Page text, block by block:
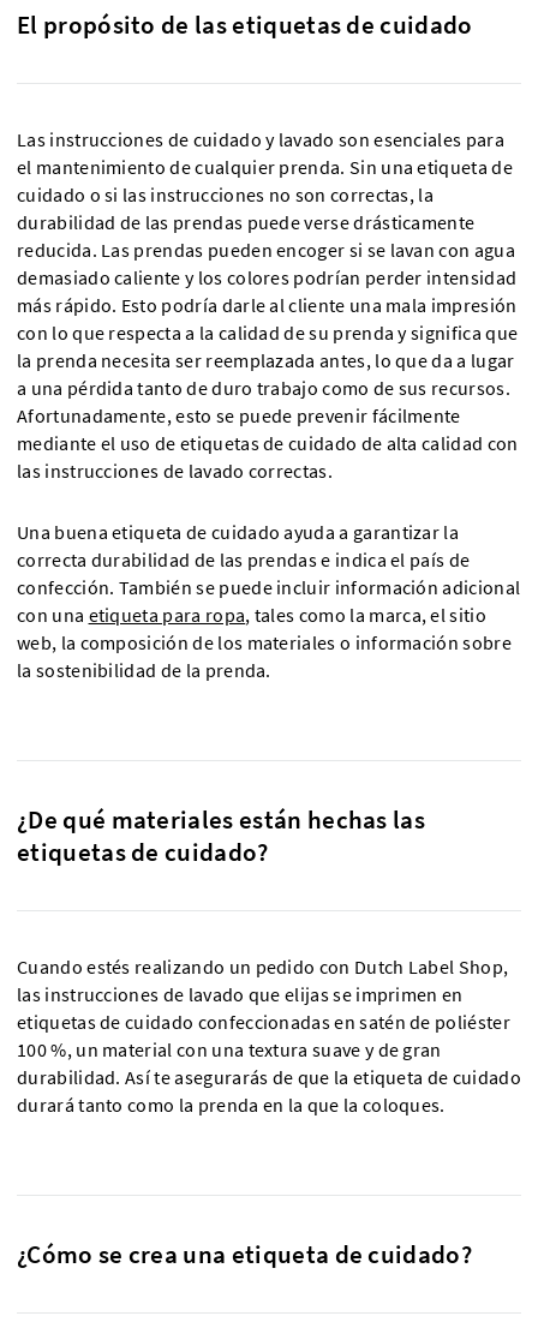
El propósito de las etiquetas de cuidado
Las instrucciones de cuidado y lavado son esenciales para
el mantenimiento de cualquier prenda. Sin una etiqueta de
cuidado o si las instrucciones no son correctas, la
durabilidad de las prendas puede verse drásticamente
reducida. Las prendas pueden encoger si se lavan con agua
demasiado caliente y los colores podrían perder intensidad
más rápido. Esto podría darle al cliente una mala impresión
con lo que respecta a la calidad de su prenda y significa que
la prenda necesita ser reemplazada antes, lo que da a lugar
a una pérdida tanto de duro trabajo como de sus recursos.
Afortunadamente, esto se puede prevenir fácilmente
mediante el uso de etiquetas de cuidado de alta calidad con
las instrucciones de lavado correctas.
Una buena etiqueta de cuidado ayuda a garantizar la
correcta durabilidad de las prendas e indica el país de
confección. También se puede incluir información adicional
con una etiqueta para ropa, tales como la marca, el sitio
web, la composición de los materiales o información sobre
la sostenibilidad de la prenda.
¿De qué materiales están hechas las
etiquetas de cuidado?
Cuando estés realizando un pedido con Dutch Label Shop,
las instrucciones de lavado que elijas se imprimen en
etiquetas de cuidado confeccionadas en satén de poliéster
100 %, un material con una textura suave y de gran
durabilidad. Así te asegurarás de que la etiqueta de cuidado
durará tanto como la prenda en la que la coloques.
¿Cómo se crea una etiqueta de cuidado?